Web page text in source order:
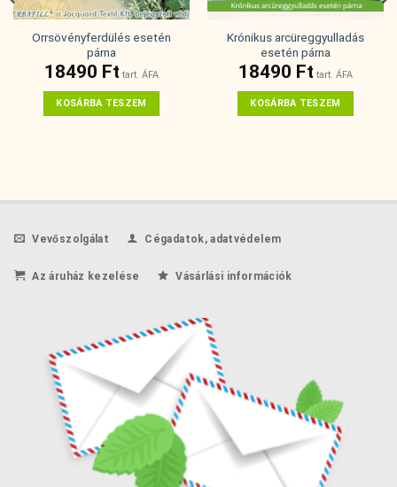
Orrsövényferdülés esetén
párna
18490 Ft tart. ÁFA
KOSÁRBA TESZEM
Krónikus arcüreggyulladás
esetén párna
18490 Ft tart. ÁFA
KOSÁRBA TESZEM
Vevőszolgálat Cégadatok, adatvédelem
Az áruház kezelése Vásárlási információk